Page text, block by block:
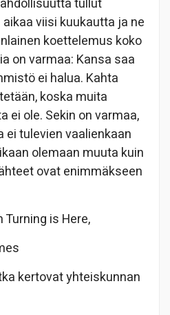
tullut
viisi kuukautta ja ne
koettelemus koko
on varmaa: Kansa saa
ei halua. Kahta
koska muita
ei ole. Sekin on varmaa,
tulevien vaalienkaan
olemaan muuta kuin
ovat enimmäkseen
Turning is Here,
kertovat yhteiskunnan